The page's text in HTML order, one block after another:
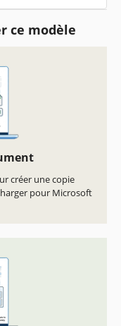
ce modèle
créer une copie
pour Microsoft